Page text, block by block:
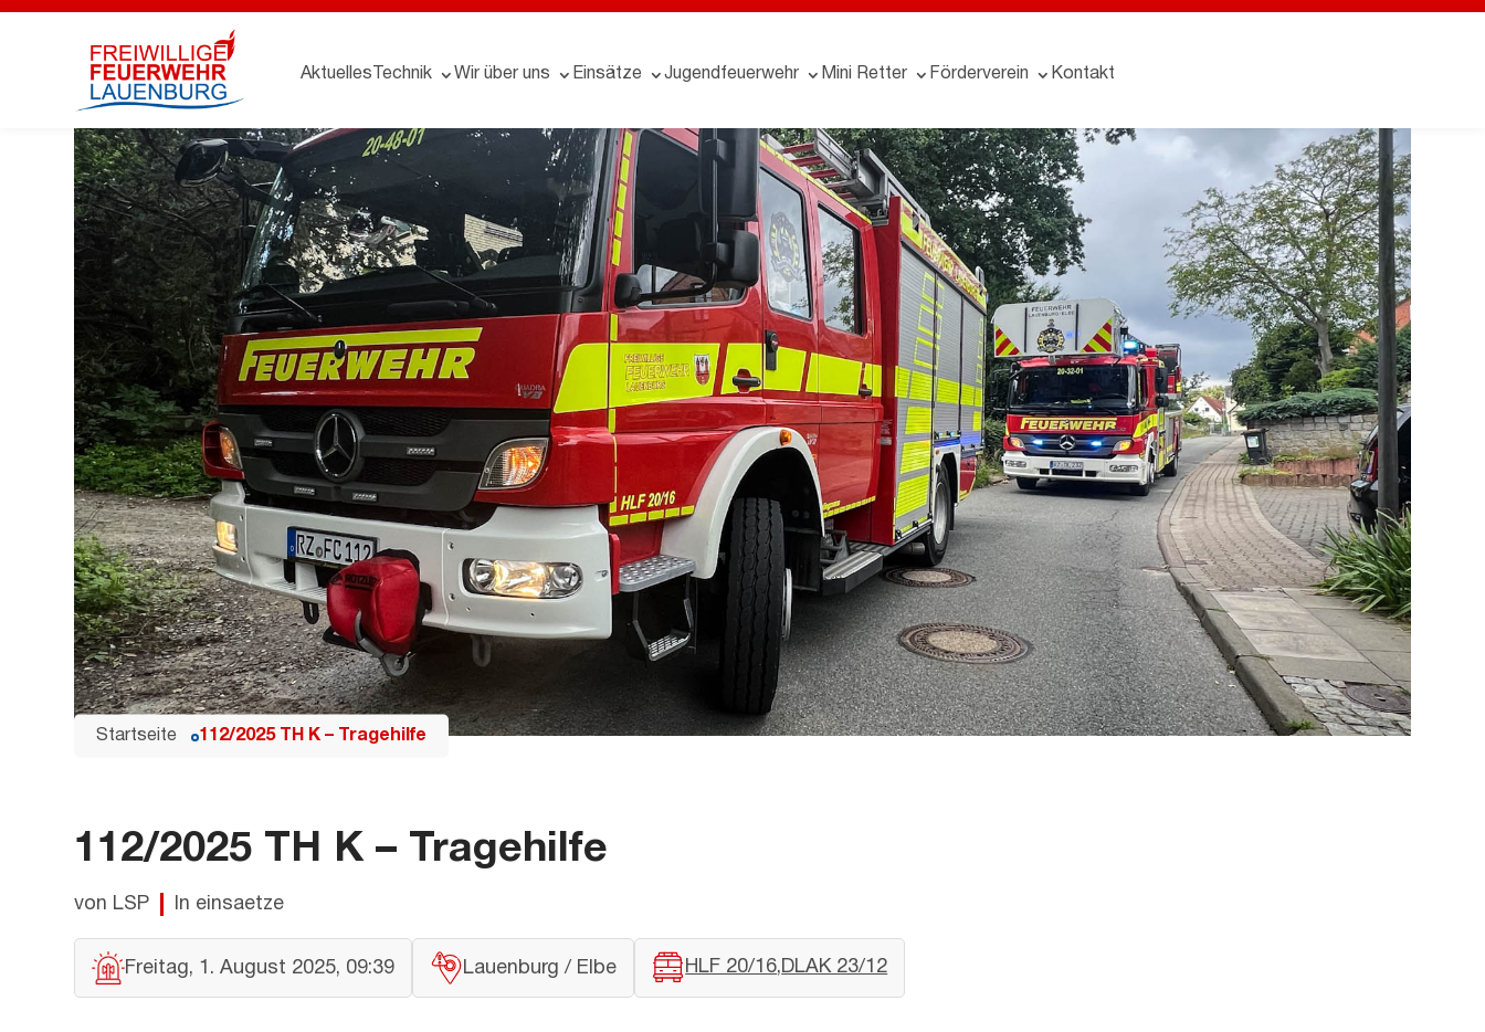
Aktuelles Technik Wir über uns Einsätze Jugendfeuerwehr Mini Retter Förderverein Kontakt
Startseite 112/2025 TH K – Tragehilfe
112/2025 TH K – Tragehilfe
von LSP In einsaetze
Freitag, 1. August 2025, 09:39 Lauenburg / Elbe HLF 20/16 DLAK 23/12